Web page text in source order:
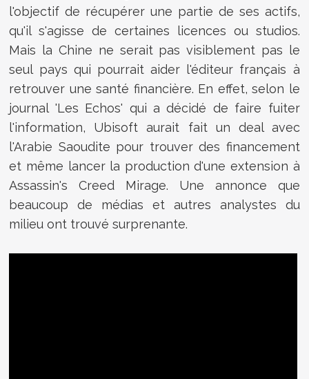
l'objectif de récupérer une partie de ses actifs,
qu'il s'agisse de certaines licences ou studios.
Mais la Chine ne serait pas visiblement pas le
seul pays qui pourrait aider l'éditeur français à
retrouver une santé financière. En effet, selon le
journal 'Les Echos' qui a décidé de faire fuiter
l'information, Ubisoft aurait fait un deal avec
l'Arabie Saoudite pour trouver des financement
et même lancer la production d'une extension à
Assassin's Creed Mirage. Une annonce que
beaucoup de médias et autres analystes du
milieu ont trouvé surprenante.